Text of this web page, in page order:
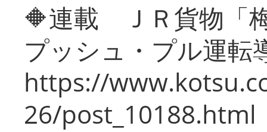
🔶連載 ＪＲ貨物「
プッシュ・プル運転
https://
26/post_10188.html